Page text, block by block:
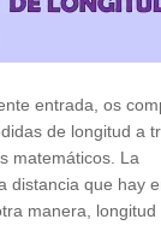
entrada, os
de longitud a
matemáticos. La
distancia que hay
manera, longitud